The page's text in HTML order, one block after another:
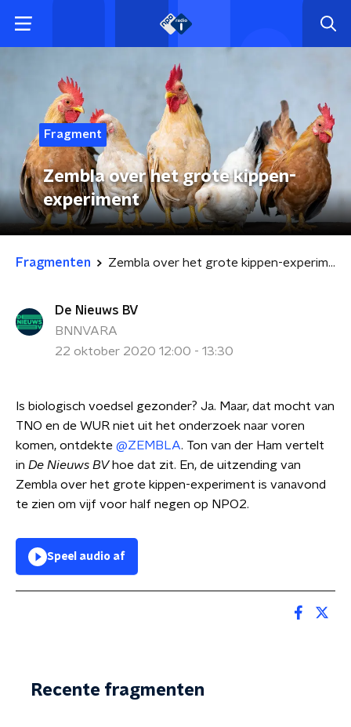
Fragment
Zembla over het grote kippen-
experiment
Fragmenten Zembla over het grote kippen-experiment
De Nieuws BV
BNNVARA
22 oktober 2020 12:00 - 13:30
Is biologisch voedsel gezonder? Ja. Maar, dat mocht van
TNO en de WUR niet uit het onderzoek naar voren
komen, ontdekte @ZEMBLA. Ton van der Ham vertelt
in De Nieuws BV hoe dat zit. En, de uitzending van
Zembla over het grote kippen-experiment is vanavond
te zien om vijf voor half negen op NPO2.
Speel audio af
Recente fragmenten